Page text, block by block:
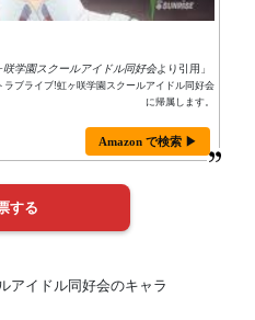
咲学園スクールアイドル同好会より引用」
ブライブ!虹ヶ咲学園スクールアイドル同好会
に帰属します。
Amazon で検索 ▶
アイドル同好会のキャラ